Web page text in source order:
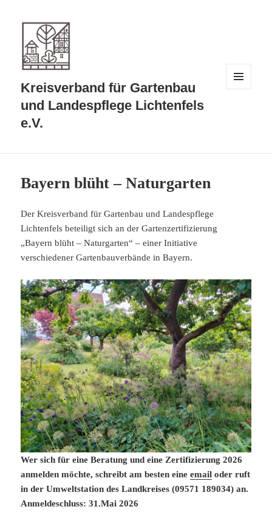
Kreisverband für Gartenbau
und Landespflege Lichtenfels
e.V.
Bayern blüht – Naturgarten
Der Kreisverband für Gartenbau und Landespflege
Lichtenfels beteiligt sich an der Gartenzertifizierung
„Bayern blüht – Naturgarten“ – einer Initiative
verschiedener Gartenbauverbände in Bayern.
Wer sich für eine Beratung und eine Zertifizierung 2026
anmelden möchte, schreibt am besten eineemail oder ruft
in der Umweltstation des Landkreises (09571 189034) an.
Anmeldeschluss: 31.Mai 2026